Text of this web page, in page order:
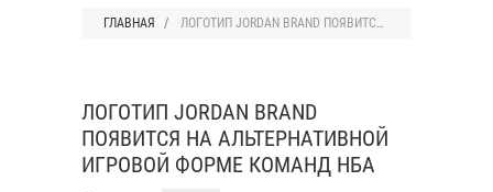
ГЛАВНАЯ ЛОГОТИП JORDAN BRAND ПОЯВИТСЯ НА АЛЬТЕРНАТИВНОЙ ИГРОВОЙ ФОРМЕ КОМАНД НБА
ЛОГОТИП JORDAN BRAND
ПОЯВИТСЯ НА АЛЬТЕРНАТИВНОЙ
ИГРОВОЙ ФОРМЕ КОМАНД НБА